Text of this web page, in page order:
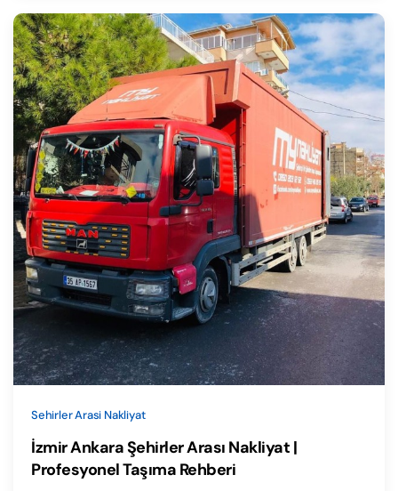
Sehirler Arasi Nakliyat
İzmir Ankara Şehirler Arası Nakliyat |
Profesyonel Taşıma Rehberi